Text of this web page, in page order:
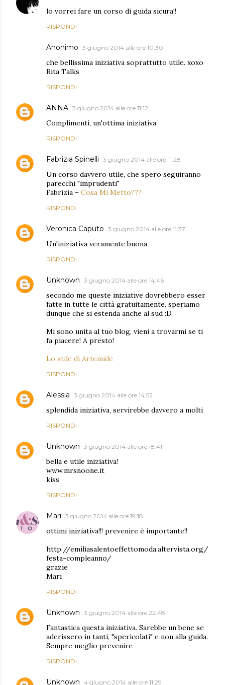
lo vorrei fare un corso di guida sicura!!
RISPONDI
Anonimo 3 giugno 2014 alle ore 10:30
che bellissima iniziativa soprattutto utile. xoxo
Rita Talks
RISPONDI
ANNA 3 giugno 2014 alle ore 11:12
Complimenti, un'ottima iniziativa
RISPONDI
Fabrizia Spinelli 3 giugno 2014 alle ore 11:28
Un corso davvero utile, che spero seguiranno
parecchi "imprudenti"
Fabrizia – Cosa Mi Metto???
RISPONDI
Veronica Caputo 3 giugno 2014 alle ore 11:37
Un'iniziativa veramente buona
RISPONDI
Unknown 3 giugno 2014 alle ore 14:46
secondo me queste iniziative dovrebbero esser
fatte in tutte le città gratuitamente. speriamo
dunque che si estenda anche al sud :D
Mi sono unita al tuo blog, vieni a trovarmi se ti
fa piacere! A presto!
Lo stile di Artemide
RISPONDI
Alessia 3 giugno 2014 alle ore 14:52
splendida iniziativa, servirebbe davvero a molti
RISPONDI
Unknown 3 giugno 2014 alle ore 18:41
bella e utile iniziativa!
www.mrsnoone.it
kiss
RISPONDI
Mari 3 giugno 2014 alle ore 19:18
ottimi iniziativa!!! prevenire è importante!!
http://emiliasalentoeffettomoda.altervista.org/
festa-compleanno/
grazie
Mari
RISPONDI
Unknown 3 giugno 2014 alle ore 22:48
Fantastica questa iniziativa. Sarebbe un bene se
aderissero in tanti, "spericolati" e non alla guida.
Sempre meglio prevenire
RISPONDI
Unknown 4 giugno 2014 alle ore 11:29